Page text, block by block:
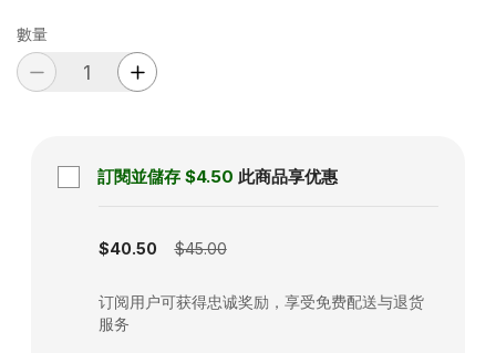
數量
訂閱並儲存 $4.50 此商品享优惠
$40.50 $45.00
订阅用户可获得忠诚奖励，享受免费配送与退货
服务